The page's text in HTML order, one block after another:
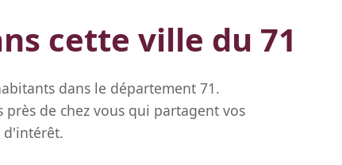
cette ville du 71
dans le département 71.
de chez vous qui partagent vos
d'intérêt.